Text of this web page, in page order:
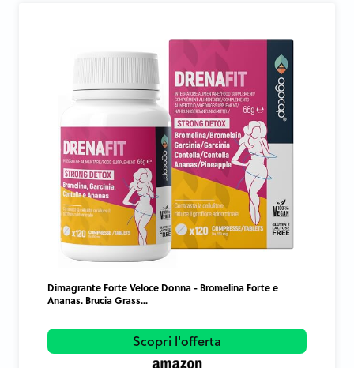
Dimagrante Forte Veloce Donna - Bromelina Forte e
Ananas. Brucia Grass...
Scopri l'offerta